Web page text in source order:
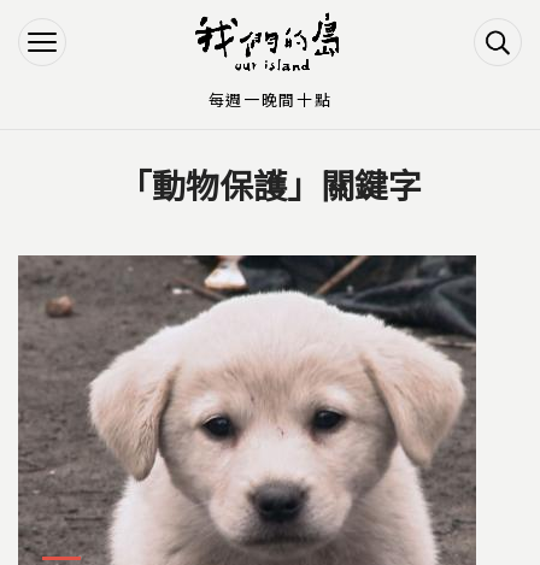
Jump to Navigation
Jump to Main content
「動物保護」關鍵字
每週一晚間十點